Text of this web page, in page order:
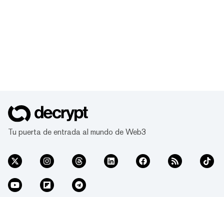
Tu puerta de entrada al mundo de Web3